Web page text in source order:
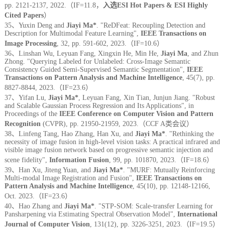
pp. 2121-2137, 2022.（IF=11.8， 入选ESI Hot Papers & ESI Highly
Cited Papers）
35、Yuxin Deng and Jiayi Ma*. "ReDFeat: Recoupling Detection and
Description for Multimodal Feature Learning", IEEE Transactions on
Image Processing, 32, pp. 591-602, 2023.（IF=10.6）
36、Linshan Wu, Leyuan Fang, Xingxin He, Min He, Jiayi Ma, and Zhun
Zhong. "Querying Labeled for Unlabeled: Cross-Image Semantic
Consistency Guided Semi-Supervised Semantic Segmentation", IEEE
Transactions on Pattern Analysis and Machine Intelligence, 45(7), pp.
8827-8844, 2023.（IF=23.6）
37、Yifan Lu, Jiayi Ma*, Leyuan Fang, Xin Tian, Junjun Jiang. "Robust
and Scalable Gaussian Process Regression and Its Applications", in
Proceedings of the IEEE Conference on Computer Vision and Pattern
Recognition(CVPR), pp. 21950-21959, 2023.（CCF A类会议）
38、Linfeng Tang, Hao Zhang, Han Xu, and Jiayi Ma*. "Rethinking the
necessity of image fusion in high-level vision tasks: A practical infrared and
visible image fusion network based on progressive semantic injection and
scene fidelity", Information Fusion, 99, pp. 101870, 2023.（IF=18.6）
39、Han Xu, Jiteng Yuan, and Jiayi Ma*. "MURF: Mutually Reinforcing
Multi-modal Image Registration and Fusion", IEEE Transactions on
Pattern Analysis and Machine Intelligence, 45(10), pp. 12148-12166,
Oct. 2023.（IF=23.6）
40、Hao Zhang and Jiayi Ma*. "STP-SOM: Scale-transfer Learning for
Pansharpening via Estimating Spectral Observation Model", International
Journal of Computer Vision, 131(12), pp. 3226-3251, 2023.（IF=19.5）